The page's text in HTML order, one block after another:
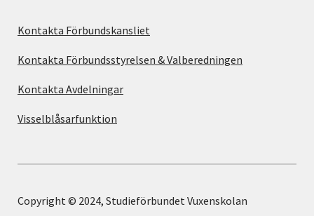
Kontakta Förbundskansliet
Kontakta Förbundsstyrelsen & Valberedningen
Kontakta Avdelningar
Visselblåsarfunktion
Copyright © 2024, Studieförbundet Vuxenskolan